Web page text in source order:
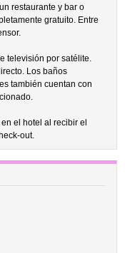
restaurante y bar o
gratuito. Entre
televisión por satélite.
Los baños
también cuentan con
el hotel al recibir el
out.